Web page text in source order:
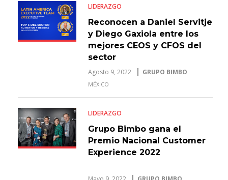
LIDERAZGO
Reconocen a Daniel Servitje
y Diego Gaxiola entre los
mejores CEOS y CFOS del
sector
Agosto 9, 2022 GRUPO BIMBO
MÉXICO
LIDERAZGO
Grupo Bimbo gana el
Premio Nacional Customer
Experience 2022